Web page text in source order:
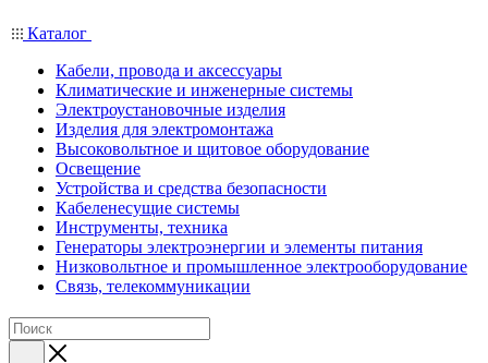
Каталог
Кабели, провода и аксессуары
Климатические и инженерные системы
Электроустановочные изделия
Изделия для электромонтажа
Высоковольтное и щитовое оборудование
Освещение
Устройства и средства безопасности
Кабеленесущие системы
Инструменты, техника
Генераторы электроэнергии и элементы питания
Низковольтное и промышленное электрооборудование
Связь, телекоммуникации